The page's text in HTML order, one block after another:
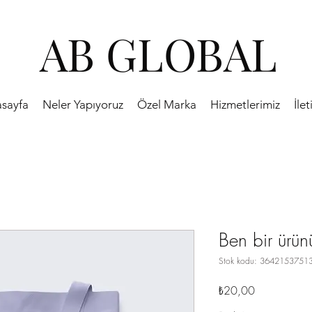
AB GLOBAL
Neler Yapıyoruz Özel Marka Hizmetlerimiz
Ben bir
Stok kodu:
₺20,00Fiyat